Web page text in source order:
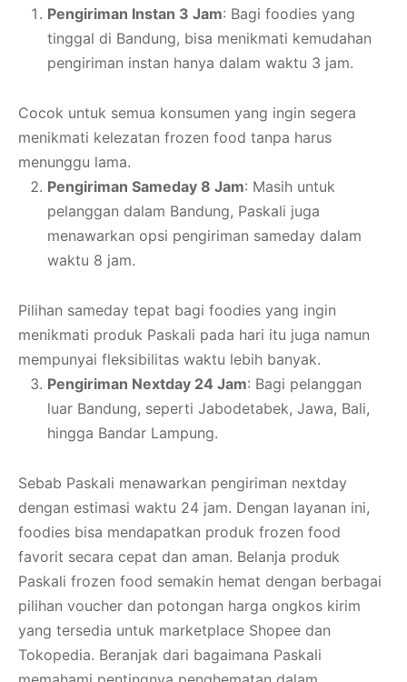
Pengiriman Instan 3 Jam: Bagi foodies yang
tinggal di Bandung, bisa menikmati kemudahan
pengiriman instan hanya dalam waktu 3 jam.
Cocok untuk semua konsumen yang ingin segera
menikmati kelezatan frozen food tanpa harus
menunggu lama.
Pengiriman Sameday 8 Jam: Masih untuk
pelanggan dalam Bandung, Paskali juga
menawarkan opsi pengiriman sameday dalam
waktu 8 jam.
Pilihan sameday tepat bagi foodies yang ingin
menikmati produk Paskali pada hari itu juga namun
mempunyai fleksibilitas waktu lebih banyak.
Pengiriman Nextday 24 Jam: Bagi pelanggan
luar Bandung, seperti Jabodetabek, Jawa, Bali,
hingga Bandar Lampung.
Sebab Paskali menawarkan pengiriman nextday
dengan estimasi waktu 24 jam. Dengan layanan ini,
foodies bisa mendapatkan produk frozen food
favorit secara cepat dan aman. Belanja produk
Paskali frozen food semakin hemat dengan berbagai
pilihan voucher dan potongan harga ongkos kirim
yang tersedia untuk marketplace Shopee dan
Tokopedia. Beranjak dari bagaimana Paskali